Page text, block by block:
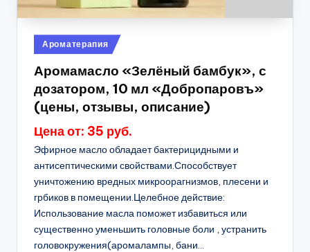
Опубликовано
в
Ароматерапия
Аромамасло «Зелёный бамбук», с
дозатором, 10 мл «Добропаровъ»
(цены, отзывы, описание)
Цена от: 35 руб.
Эфирное масло обладает бактерицидными и
антисептическими свойствами.Способствует
уничтожению вредных микроорагнизмов, плесени и
грбиков в помещении.Целебное действие:
Использование масла поможет избавиться или
существенно уменьшить головные боли , устранить
головокружения(аромалампы, бани...